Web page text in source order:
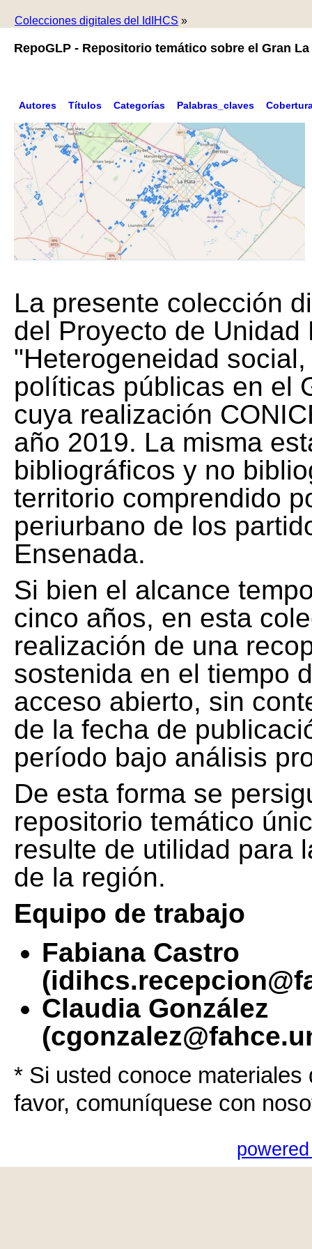
Colecciones digitales del IdIHCS »
RepoGLP - Repositorio temático sobre el Gran La
Autores Títulos Categorías Palabras_claves
La presente colección
del Proyecto de Unidad
"Heterogeneidad
políticas públicas en el
cuya realización
año 2019. La misma
bibliográficos y no
territorio comprendido
periurbano de los
Ensenada.
Si bien el alcance
cinco años, en esta
realización de una
sostenida en el tiempo
acceso abierto, sin
de la fecha de
período bajo análisis
De esta forma se
repositorio temático
resulte de utilidad para
de la región.
Equipo de trabajo
Fabiana Castro
Claudia González
* Si usted conoce
favor, comuníquese con